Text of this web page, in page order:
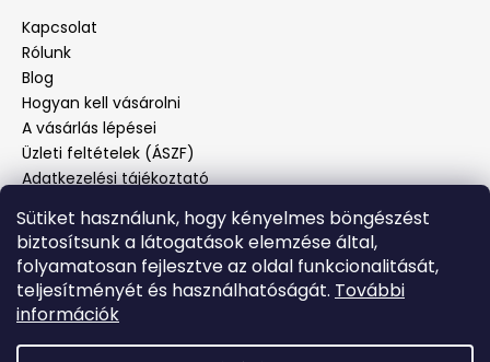
Sütiket használunk, hogy kényelmes böngészést
biztosítsunk a látogatások elemzése által,
folyamatosan fejlesztve az oldal funkcionalitását,
teljesítményét és használhatóságát. További
információk
Kapcsolat
Rólunk
Blog
Hogyan kell vásárolni
A vásárlás lépései
Üzleti feltételek (ÁSZF)
Adatkezelési tájékoztató
Panaszjelenté
Facebook